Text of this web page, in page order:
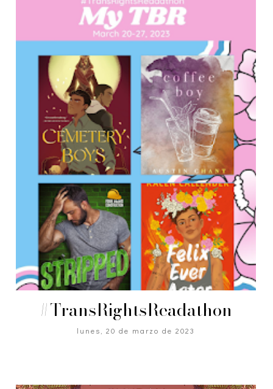
#TransRightsReadathon
lunes, 20 de marzo de 2023